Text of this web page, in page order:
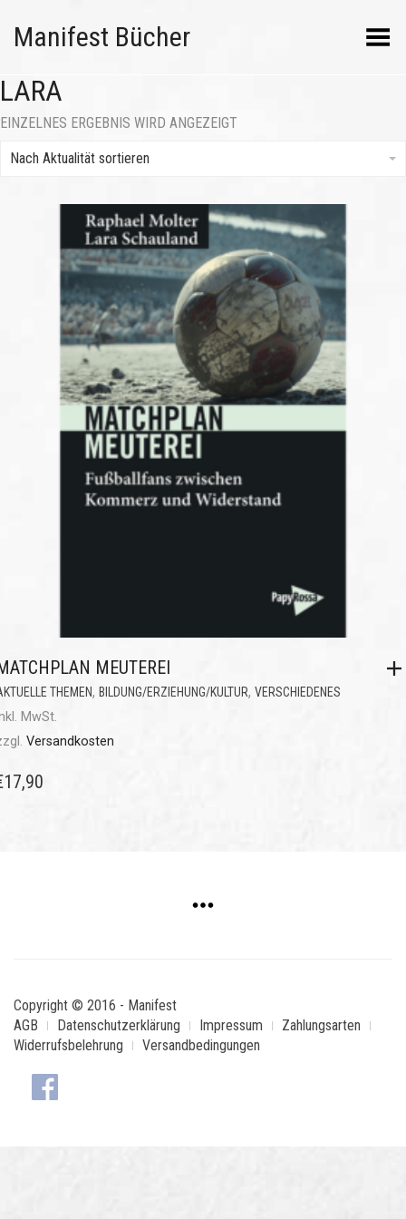
Manifest Bücher Menü umschalten
LARA
EINZELNES ERGEBNIS WIRD ANGEZEIGT
Nach Aktualität sortieren
MEUTEREI
THEMEN, BILDUNG/ERZIEHUNG/KULTUR, VERSCHIEDENES
MwSt.
Versandkosten
17,90
Copyright © 2016 - Manifest
AGB
Datenschutzerklärung Impressum
Zahlungsarten
Widerrufsbelehrung
Versandbedingungen